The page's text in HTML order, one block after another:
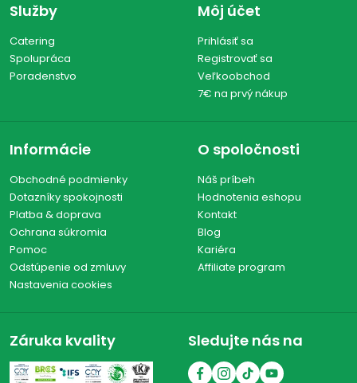
Služby
Catering
Spolupráca
Poradenstvo
Môj účet
Prihlásiť sa
Registrovať sa
Veľkoobchod
7€ na prvý nákup
Informácie
Obchodné podmienky
Dotazníky spokojnosti
Platba & doprava
Ochrana súkromia
Pomoc
Odstúpenie od zmluvy
Nastavenia cookies
O spoločnosti
Náš príbeh
Hodnotenia eshopu
Kontakt
Blog
Kariéra
Affiliate program
Záruka kvality Sledujte nás na